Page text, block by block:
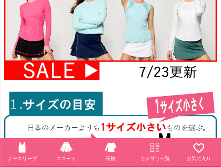
ノースリーブ スコート 長袖 カテゴリ一覧 お気に入り